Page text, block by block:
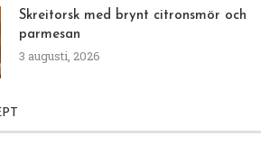
Skreitorsk med brynt citronsmör och
parmesan
3 augusti, 2026